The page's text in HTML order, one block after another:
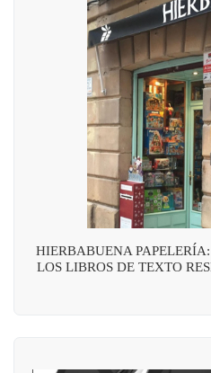
HIERBABUENA
LOS LIBROS DE TEXTO